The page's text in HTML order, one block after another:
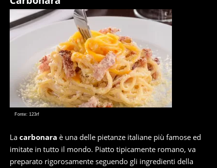
Fonte: 123rf
La carbonara è una delle pietanze italiane più famose ed
imitate in tutto il mondo. Piatto tipicamente romano, va
preparato rigorosamente seguendo gli ingredienti della